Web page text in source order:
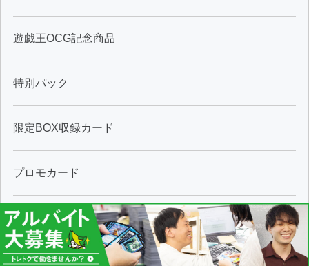
遊戯王OCG記念商品
特別パック
限定BOX収録カード
プロモカード